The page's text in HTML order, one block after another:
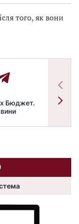
того, як вони
Бюджет.